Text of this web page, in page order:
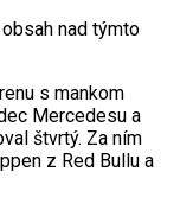
nad týmto
s mankom
Mercedesu a
štvrtý. Za ním
z Red Bullu a